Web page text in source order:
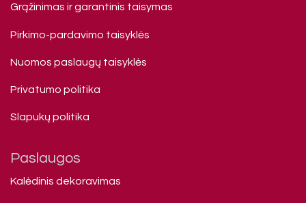
Grąžinimas ir garantinis taisymas
Pirkimo-pardavimo taisyklės
Nuomos paslaugų taisyklės
Privatumo politika
Slapukų politika
Paslaugos
Kalėdinis dekoravimas